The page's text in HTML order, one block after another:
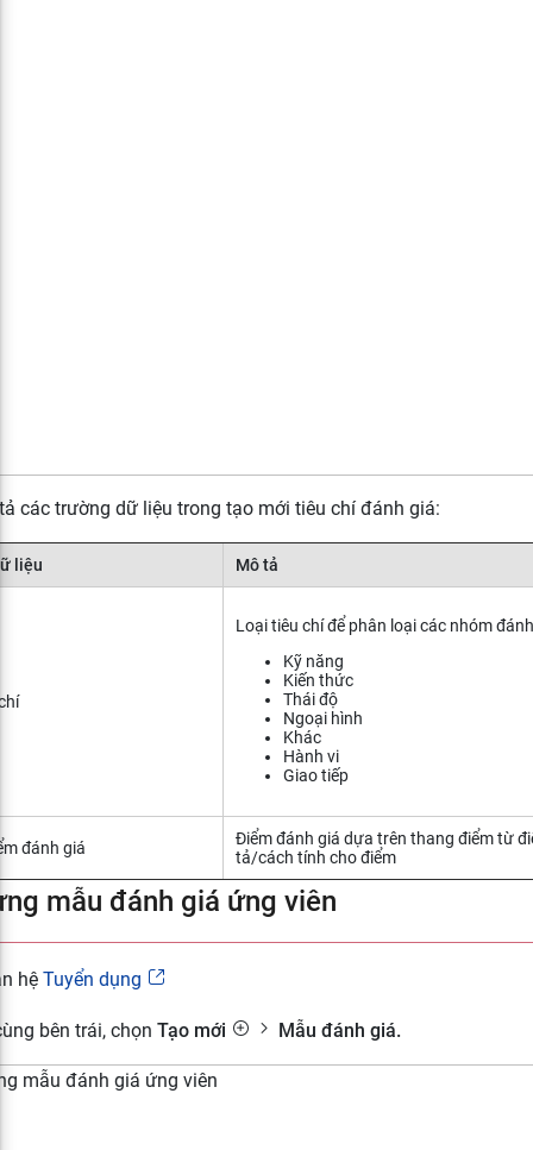
các trường dữ liệu trong tạo mới tiêu chí đánh giá:
liệu Mô tả
Loại tiêu chí để phân loại các nhóm
Kỹ năng
Kiến thức
Thái độ
Ngoại hình
Khác
Hành vi
Giao tiếp
đánh giá
Điểm đánh giá dựa trên thang điểm từ
tả/cách tính cho điểm
mẫu đánh giá ứng viên
hệ Tuyển dụng
bên trái, chọn Tạo mới Mẫu đánh giá.